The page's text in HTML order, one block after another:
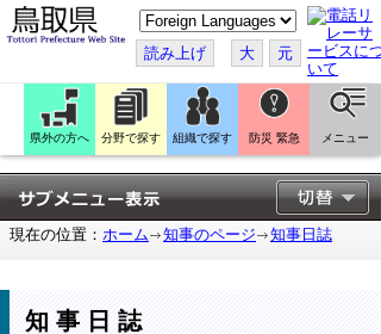
こ
の
ペ
ー
ジ
翻
訳
す
る
読み上げ 大 元
県外の方へ 分野で探す 組織で探す 防災 緊急 メニュー
現在の位置： ホーム 知事のページ 知事日誌
知事日誌